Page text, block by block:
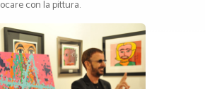
con la pittura.